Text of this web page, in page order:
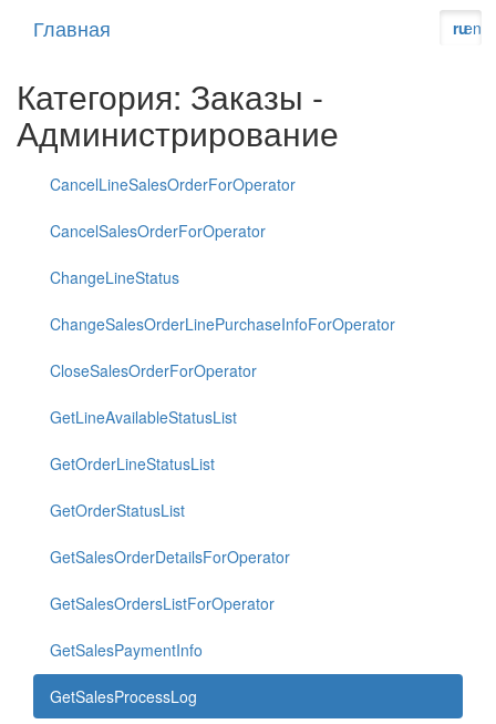
Главная en
ru
Категория: Заказы -
Администрирование
CancelLineSalesOrderForOperator
CancelSalesOrderForOperator
ChangeLineStatus
ChangeSalesOrderLinePurchaseInfoForOperator
CloseSalesOrderForOperator
GetLineAvailableStatusList
GetOrderLineStatusList
GetOrderStatusList
GetSalesOrderDetailsForOperator
GetSalesOrdersListForOperator
GetSalesPaymentInfo
GetSalesProcessLog